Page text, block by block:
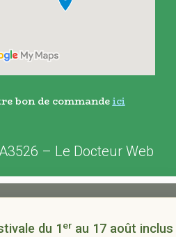
bon de commandeici
A3526 – Le Docteur Web
du 1er au 17 août inclus